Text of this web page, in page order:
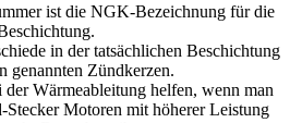
ist die NGK-Bezeichnung für die
in der tatsächlichen Beschichtung
genannten Zündkerzen.
Wärmeableitung helfen, wenn man
Stecker Motoren mit höherer Leistung